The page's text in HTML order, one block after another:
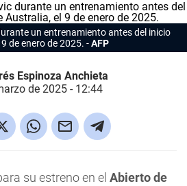
un entrenamiento antes del inicio
de enero de 2025.
AFP
Espinoza Anchieta
de 2025 - 12:44
su estreno en el Abierto de